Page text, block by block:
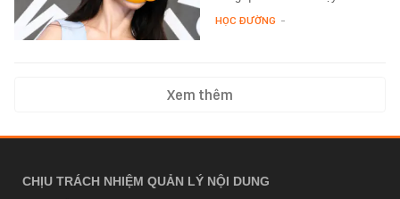
HỌC ĐƯỜNG -
Xem thêm
CHỊU TRÁCH NHIỆM QUẢN LÝ NỘI DUNG